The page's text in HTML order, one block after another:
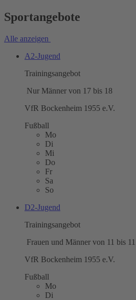
Sportangebote
Alle anzeigen
A2-Jugend
Trainingsangebot
Nur Männer von 17 bis 18
VfR Bockenheim 1955 e.V.
Fußball
Mo
Di
Mi
Do
Fr
Sa
So
D2-Jugend
Trainingsangebot
Frauen und Männer von 11 bis 11
VfR Bockenheim 1955 e.V.
Fußball
Mo
Di